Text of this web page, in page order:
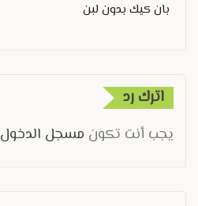
بان كيك بدون لبن
اترك رد
يجب أنت تكون مسجل الدخول